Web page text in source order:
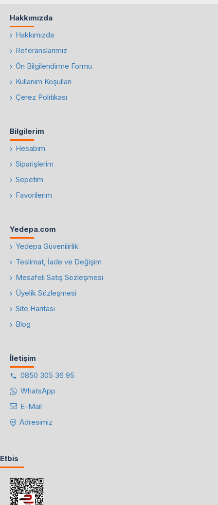
Hakkımızda
Hakkımızda
Referanslarımız
Ön Bilgilendirme Formu
Kullanım Koşulları
Çerez Politikası
Bilgilerim
Hesabım
Siparişlerim
Sepetim
Favorilerim
Yedepa.com
Yedepa Güvenilirlik
Teslimat, İade ve Değişim
Mesafeli Satış Sözleşmesi
Üyelik Sözleşmesi
Site Haritası
Blog
İletişim
0850 305 36 95
WhatsApp
E-Mail
Adresimiz
Etbis